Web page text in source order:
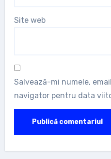
Site web
Salvează-mi numele,
navigator pentru data